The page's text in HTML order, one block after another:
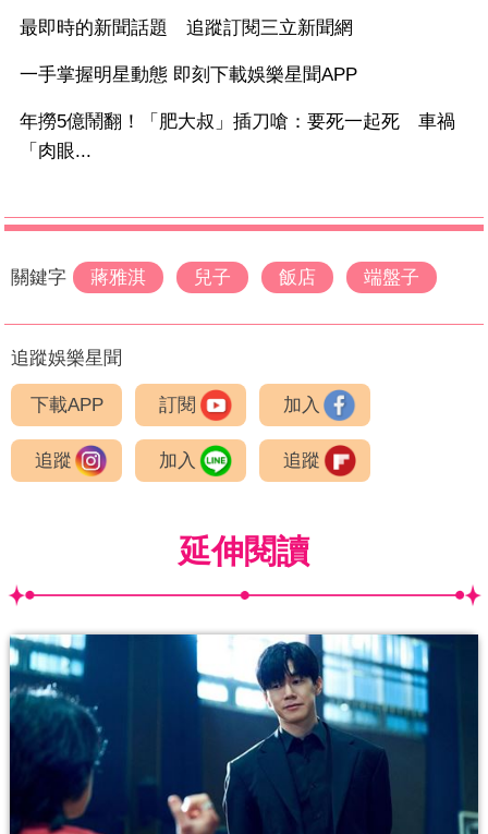
最即時的新聞話題 追蹤訂閱三立新聞網
一手掌握明星動態 即刻下載娛樂星聞APP
年撈5億鬧翻！「肥大叔」插刀嗆：要死一起死 車禍
「肉眼...
關鍵字 蔣雅淇 兒子 飯店 端盤子
追蹤娛樂星聞
下載APP 訂閱 加入
追蹤 加入 追蹤
延伸閱讀